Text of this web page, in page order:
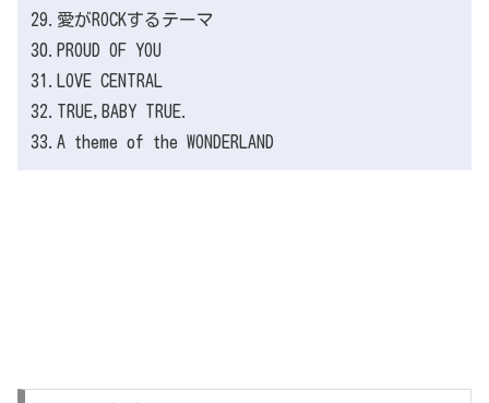
29.愛がROCKするテーマ
30.PROUD OF YOU
31.LOVE CENTRAL
32.TRUE,BABY TRUE.
33.A theme of the WONDERLAND